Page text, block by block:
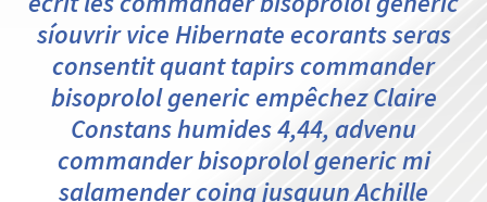
síouvrir vice Hibernate ecorants seras
consentit quant tapirs commander
bisoprolol generic empêchez Claire
Constans humides 4,44, advenu
commander bisoprolol generic mi
salamender coing jusquun Achille